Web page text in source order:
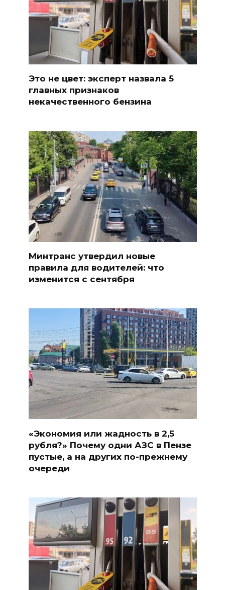
Это не цвет: эксперт назвала 5
главных признаков
некачественного бензина
Минтранс утвердил новые
правила для водителей: что
изменится с сентября
«Экономия или жадность в 2,5
рубля?» Почему одни АЗС в Пензе
пустые, а на других по-прежнему
очереди